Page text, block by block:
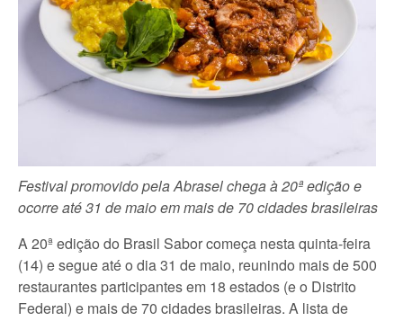
Festival promovido pela Abrasel chega à 20ª edição e
ocorre até 31 de maio em mais de 70 cidades brasileiras
A 20ª edição do Brasil Sabor começa nesta quinta-feira
(14) e segue até o dia 31 de maio, reunindo mais de 500
restaurantes participantes em 18 estados (e o Distrito
Federal) e mais de 70 cidades brasileiras. A lista de